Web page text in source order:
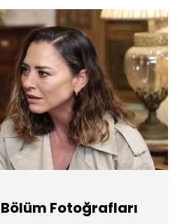
Fotoğrafları